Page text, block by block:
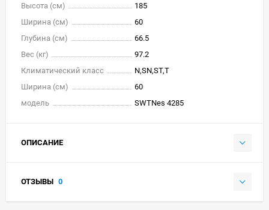
Высота (см)
185
Ширина (см)
60
Глубина (см)
66.5
Вес (кг)
97.2
Климатический класс
N,SN,ST,T
Ширина (см)
60
модель
SWTNes 4285
ОПИСАНИЕ
ОТЗЫВЫ 0